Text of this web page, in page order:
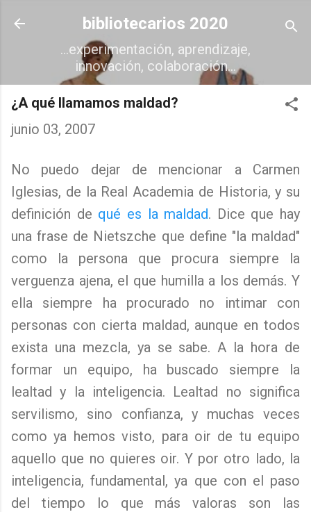
Ir al contenido principal
bibliotecarios 2020
...experimentación, aprendizaje,
innovación, colaboración...
¿A qué llamamos maldad?
junio 03, 2007
No puedo dejar de mencionar a Carmen
Iglesias, de la Real Academia de Historia, y su
definición de qué es la maldad. Dice que hay
una frase de Nietszche que define "la maldad"
como la persona que procura siempre la
verguenza ajena, el que humilla a los demás. Y
ella siempre ha procurado no intimar con
personas con cierta maldad, aunque en todos
exista una mezcla, ya se sabe. A la hora de
formar un equipo, ha buscado siempre la
lealtad y la inteligencia. Lealtad no significa
servilismo, sino confianza, y muchas veces
como ya hemos visto, para oir de tu equipo
aquello que no quieres oir. Y por otro lado, la
inteligencia, fundamental, ya que con el paso
del tiempo lo que más valoras son las